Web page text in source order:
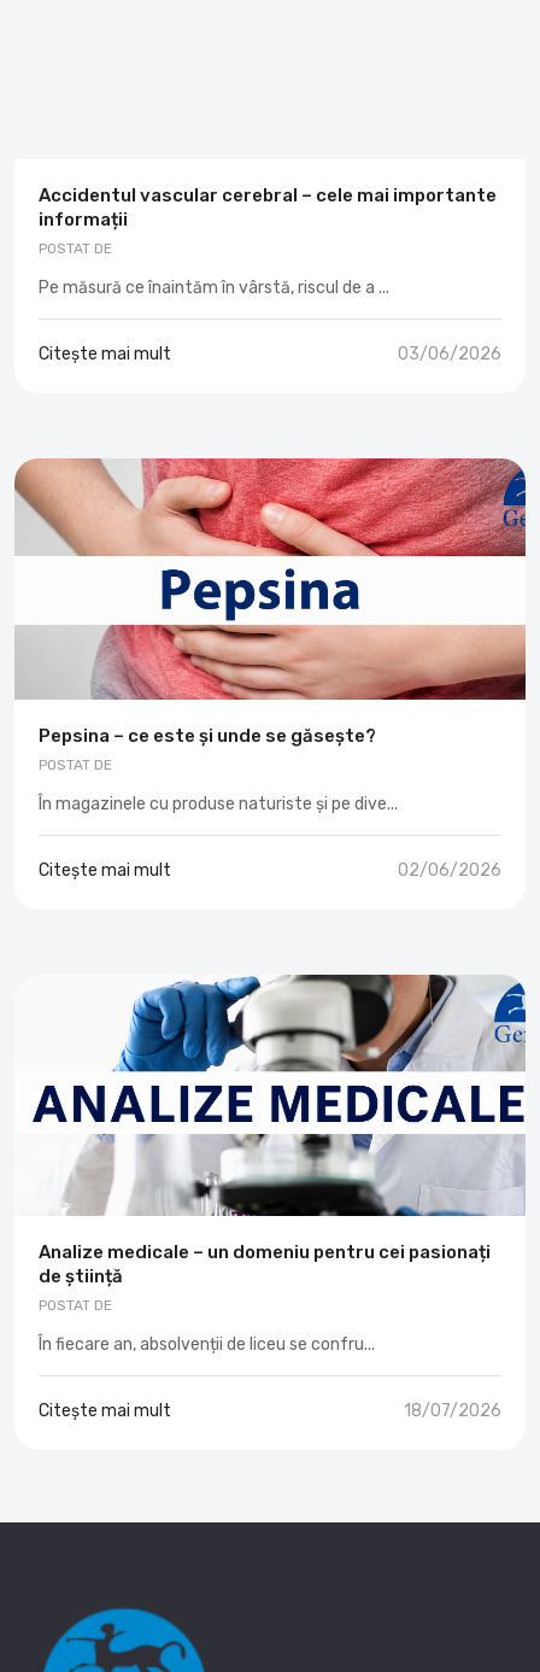
Accidentul vascular cerebral – cele mai importante
informații
POSTAT DE
Pe măsură ce înaintăm în vârstă, riscul de a ...
Citește mai mult 03/06/2026
Pepsina – ce este și unde se găsește?
POSTAT DE
În magazinele cu produse naturiste și pe dive...
Citește mai mult 02/06/2026
Analize medicale – un domeniu pentru cei pasionați
de știință
POSTAT DE
În fiecare an, absolvenții de liceu se confru...
Citește mai mult 18/07/2026